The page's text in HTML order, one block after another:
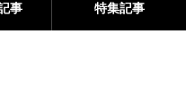
事 特集記事